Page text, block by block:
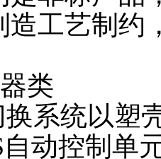
售后服务，为用户在订购前
么问题或建议，请填写下面
才的竞争。人才是企业发展
造工艺制约
类
系统以塑
动控制单